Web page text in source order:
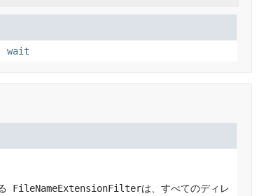
wait
FileNameExtensionFilterは、すべてのディレ